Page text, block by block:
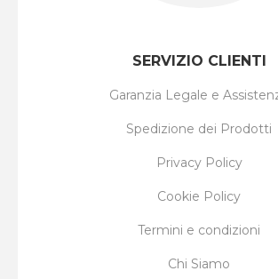
SERVIZIO CLIENTI
Garanzia Legale e
Spedizione dei Prodotti
Privacy Policy
Cookie Policy
Termini e condizioni
Chi Siamo